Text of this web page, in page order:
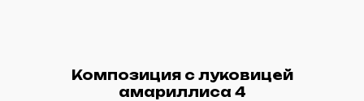
Композиция с луковицей
амариллиса 4